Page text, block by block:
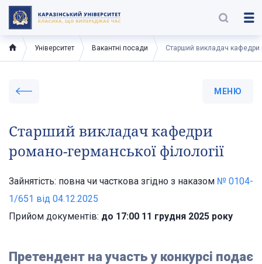
Університет Вакантні посади Старший викладач кафедри
МЕНЮ
Старший викладач кафедри
романо-германської філології
Зайнятість: повна чи часткова згідно з наказом № 0104-
1/651 від 04.12.2025
Прийом документів: до 17:00 11 грудня 2025 року
Претендент на участь у конкурсі подає